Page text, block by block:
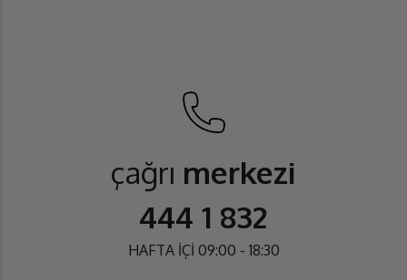
çağrı merkezi
444 1 832
HAFTA İÇİ 09:00 - 18:30